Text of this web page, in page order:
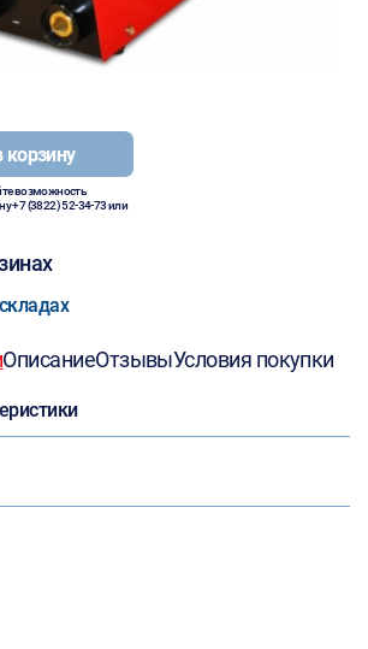
корзину
возможность
+7 (3822) 52-34-73или
ОписаниеОтзывыУсловия покупки